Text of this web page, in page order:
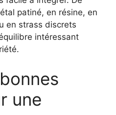
patiné, en résine, en
en strass discrets
intéressant
une